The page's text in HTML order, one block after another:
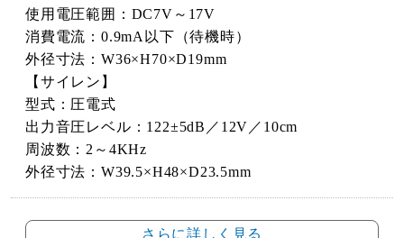
使用電圧範囲：DC7V～17V
消費電流：0.9mA以下（待機時）
外径寸法：W36×H70×D19mm
【サイレン】
型式：圧電式
出力音圧レベル：122±5dB／12V／10cm
周波数：2～4KHz
外径寸法：W39.5×H48×D23.5mm
さらに詳しく見る